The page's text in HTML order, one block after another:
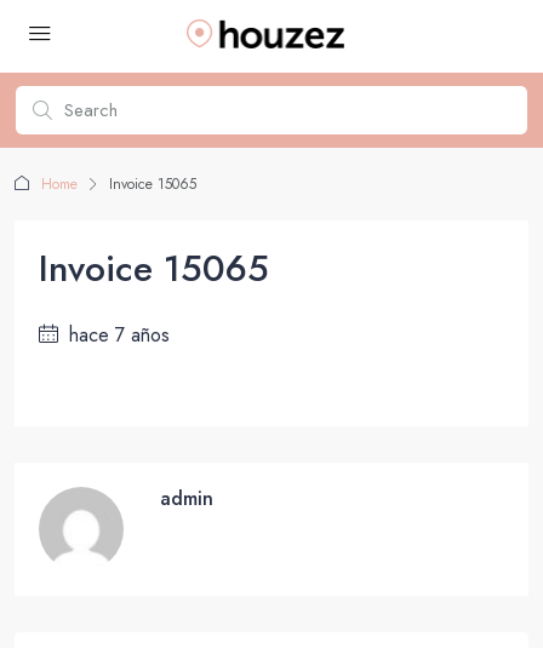
Home Invoice 15065
Invoice 15065
hace 7 años
admin